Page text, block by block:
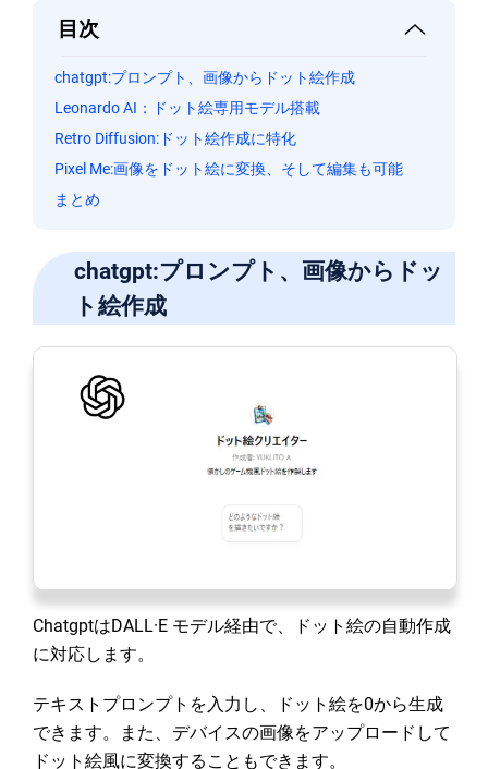
目次
chatgpt:プロンプト、画像からドット絵作成
Leonardo AI：ドット絵専用モデル搭載
Retro Diffusion:ドット絵作成に特化
Pixel Me:画像をドット絵に変換、そして編集も可能
まとめ
chatgpt:プロンプト、画像からドッ
ト絵作成
ChatgptはDALL·E モデル経由で、ドット絵の自動作成
に対応します。
テキストプロンプトを入力し、ドット絵を0から生成
できます。また、デバイスの画像をアップロードして
ドット絵風に変換することもできます。